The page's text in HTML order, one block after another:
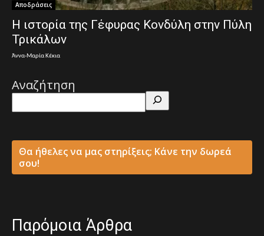
Αποδράσεις
Η ιστορία της Γέφυρας Κονδύλη στην Πύλη
Τρικάλων
Άννα-Μαρία Κέκια
Αναζήτηση
Θα ήθελες να μας στηρίξεις; Κάνε την δωρεά
σου!
Παρόμοια Άρθρα